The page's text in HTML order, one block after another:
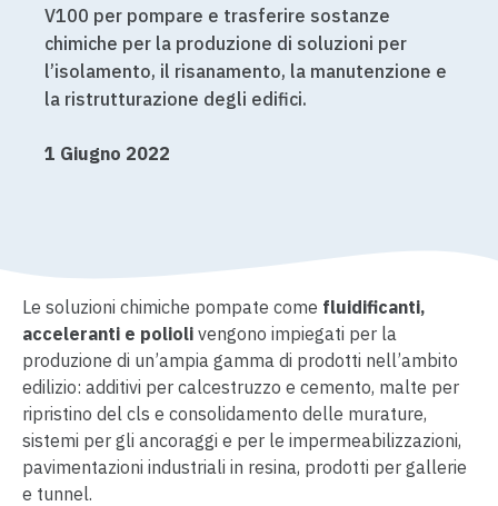
V100 per pompare e trasferire sostanze
chimiche per la produzione di soluzioni per
l’isolamento, il risanamento, la manutenzione e
la ristrutturazione degli edifici.
1 Giugno 2022
Le soluzioni chimiche pompate come fluidificanti,
acceleranti e polioli vengono impiegati per la
produzione di un’ampia gamma di prodotti nell’ambito
edilizio: additivi per calcestruzzo e cemento, malte per
ripristino del cls e consolidamento delle murature,
sistemi per gli ancoraggi e per le impermeabilizzazioni,
pavimentazioni industriali in resina, prodotti per gallerie
e tunnel.